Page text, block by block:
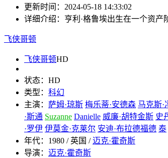
更新时间： 2024-05-18 14:33:02
详细介绍： 亨利·格鲁埃出生在一个资
飞侠哥顿
飞侠哥顿HD
状态： HD
类型： 科幻
主演： 萨姆·琼斯 梅乐蒂·安德森 马克斯·
·斯通 Suzanne Danielle 威廉·胡特金斯 史
·罗伊 伊莫金·克莱尔 安迪·布拉德福德 泰
年代： 1980 / 英国 /迈克·霍奇斯
导演： 迈克·霍奇斯